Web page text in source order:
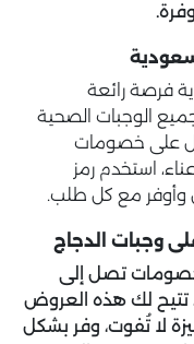
فرصة رائعة
الوجبات الصحية
على خصومات
استخدم رمز
وأوفر مع كل طلب.
تصل إلى
تتيح لك هذه العروض
لا تُفوت، وفر بشكل